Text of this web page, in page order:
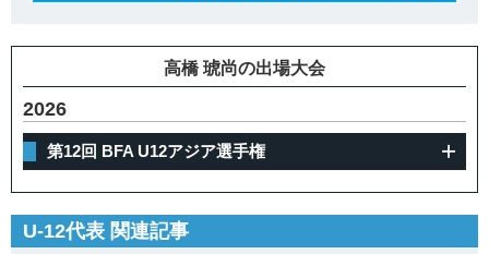
高橋 琥尚の出場大会
2026
第12回 BFA U12アジア選手権
U-12代表 関連記事